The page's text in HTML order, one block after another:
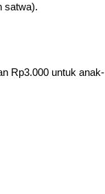
satwa).
Rp3.000 untuk anak-